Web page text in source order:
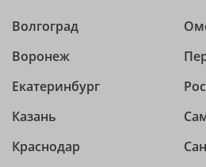
Волгоград
Воронеж
Екатеринбург
Казань
Краснодар